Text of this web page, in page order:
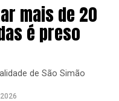
mais de 20
é preso
de São Simão